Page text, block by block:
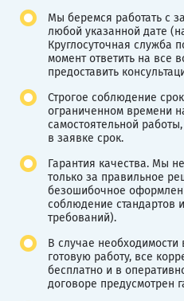
Мы беремся работать с
любой указанной дате
Круглосуточная служба
момент ответить на все
предоставить
Строгое соблюдение
ограниченном времени
самостоятельной
в заявке срок.
Гарантия качества. Мы
только за правильное
безошибочное
соблюдение стандартов
требований).
В случае необходимости
готовую работу, все
бесплатно и в
договоре предусмотрен